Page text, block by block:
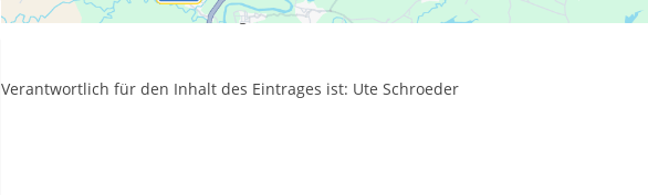
Nach telefonischer Vereinbarung.
Verantwortlich für den Inhalt des Eintrages ist: Ute Schroeder